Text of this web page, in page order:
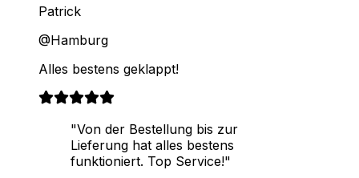
Patrick
@Hamburg
Alles bestens geklappt!
"Von der Bestellung bis zur
Lieferung hat alles bestens
funktioniert. Top Service!"